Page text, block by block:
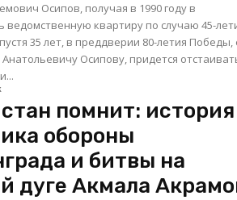
Осипов, получая в 1990 году в
ведомственную квартиру по случаю 45-
35 лет, в преддверии 80-летия Победы,
Анатольевичу Осипову, придется
помнит: история
обороны
и битвы на
дуге Акмала